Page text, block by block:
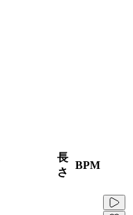
長
さ
BPM